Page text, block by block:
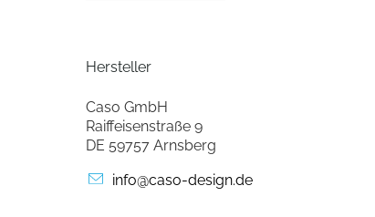
Tiefe (cm)
Hersteller
Caso GmbH
Raiffeisenstraße 9
DE 59757 Arnsberg
info@caso-design.de